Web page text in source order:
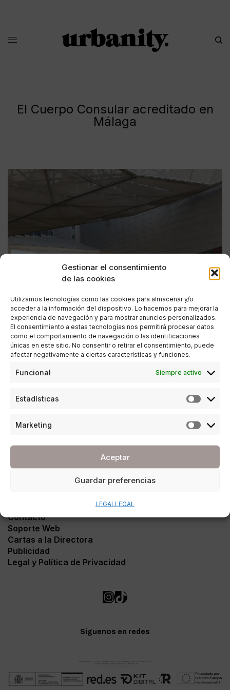
Gestionar el consentimiento
de las cookies
Utilizamos tecnologías como las cookies para almacenar y/o
acceder a la información del dispositivo. Lo hacemos para mejorar la
experiencia de navegación y para mostrar anuncios personalizados.
El consentimiento a estas tecnologías nos permitirá procesar datos
como el comportamiento de navegación o las identificaciones
únicas en este sitio. No consentir o retirar el consentimiento, puede
afectar negativamente a ciertas características y funciones.
Funcional Siempre activo
Estadísticas
Marketing
Aceptar
Guardar preferencias
LEGAL LEGAL
El Cuerpo Consular acreditado en
Málaga
organizado del Cuerpo Consular acreditado en
POR ANA PORRAS GUERRERO
Contacto
Soporte Web
Cartas a la Directora
Publicidad
Legal y Política de Privacidad
Síguenos en redes